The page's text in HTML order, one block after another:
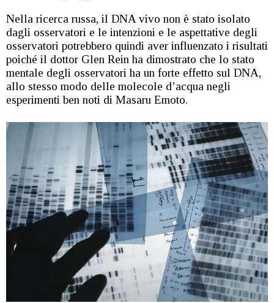
Nella ricerca russa, il DNA vivo non è stato isolato
dagli osservatori e le intenzioni e le aspettative degli
osservatori potrebbero quindi aver influenzato i risultati
poiché il dottor Glen Rein ha dimostrato che lo stato
mentale degli osservatori ha un forte effetto sul DNA,
allo stesso modo delle molecole d’acqua negli
esperimenti ben noti di Masaru Emoto.